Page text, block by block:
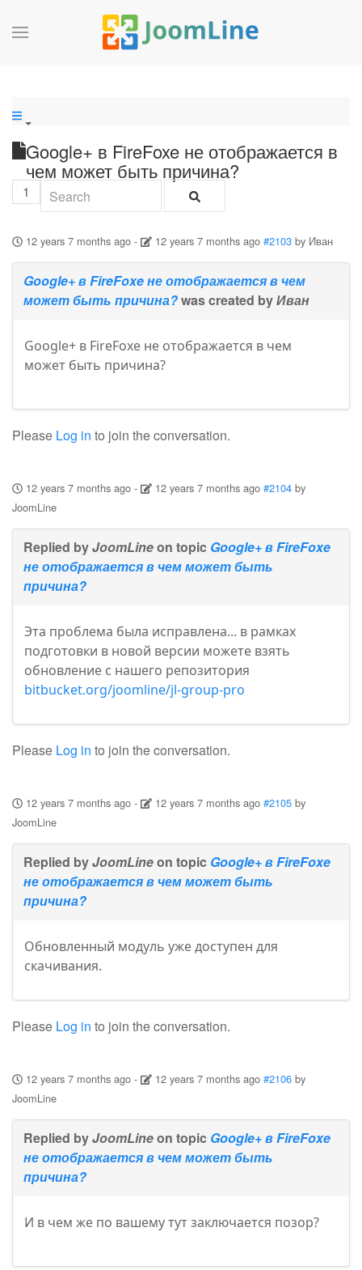
Google+ в FireFoxe не отображается в
чем может быть причина?
1
12 years 7 months ago- 12 years 7 months ago #2103 by Иван
Google+ в FireFoxe не отображается в чем
может быть причина?was created byИван
Google+ в FireFoxe не отображается в чем
может быть причина?
Please Log in to join the conversation.
12 years 7 months ago- 12 years 7 months ago #2104 by
JoomLine
Replied byJoomLineon topic Google+ в FireFoxe
не отображается в чем может быть
причина?
Эта проблема была исправлена... в рамках
подготовки в новой версии можете взять
обновление с нашего репозитория
bitbucket.org/joomline/jl-group-pro
Please Log in to join the conversation.
12 years 7 months ago- 12 years 7 months ago #2105 by
JoomLine
Replied byJoomLineon topic Google+ в FireFoxe
не отображается в чем может быть
причина?
Обновленный модуль уже доступен для
скачивания.
Please Log in to join the conversation.
12 years 7 months ago- 12 years 7 months ago #2106 by
JoomLine
Replied byJoomLineon topic Google+ в FireFoxe
не отображается в чем может быть
причина?
И в чем же по вашему тут заключается позор?